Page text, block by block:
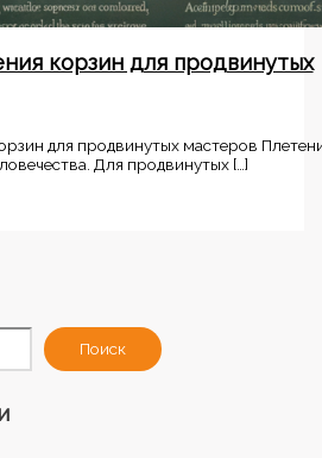
корзин для продвинутых
для продвинутых мастеров
Для продвинутых […]
Поиск